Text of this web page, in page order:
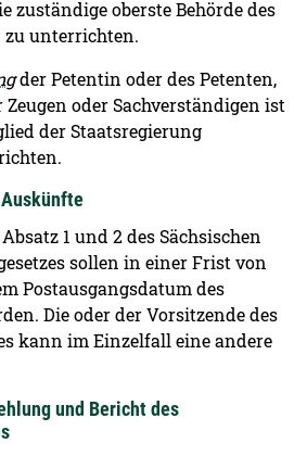
zuständige oberste Behörde des
zu unterrichten.
der Petentin oder des Petenten,
oder Sachverständigen ist
der Staatsregierung
1 und 2 des Sächsischen
sollen in einer Frist von
Postausgangsdatum des
Die oder der Vorsitzende des
kann im Einzelfall eine andere
und Bericht des